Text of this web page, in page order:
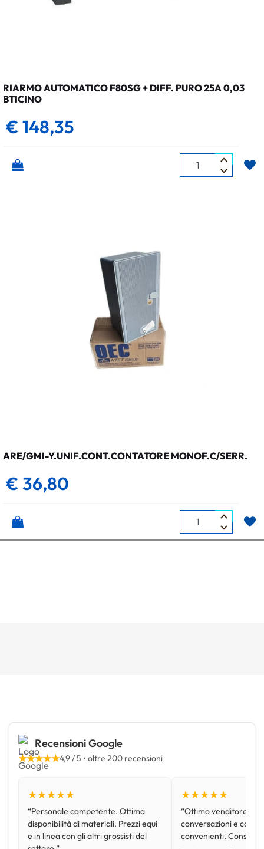
RIARMO AUTOMATICO F80SG + DIFF. PURO 25A 0,03
BTICINO
€ 148,35
Quantità
ARE/GMI-Y.UNIF.CONT.CONTATORE MONOF.C/SERR.
€ 36,80
Quantità
Recensioni Google
★★★★★4,9 / 5 • oltre 200 recensioni
★★★★★
“Personale competente. Ottima
disponibilità di materiali. Prezzi equi
e in linea con gli altri grossisti del
★★★★★
“Ottimo venditore,
conversazioni e con
convenienti.